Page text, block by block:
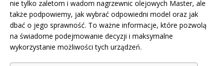
nie tylko zaletom i wadom nagrzewnic olejowych Master, ale
także podpowiemy, jak wybrać odpowiedni model oraz jak
dbać o jego sprawność. To ważne informacje, które pozwolą
na świadome podejmowanie decyzji i maksymalne
wykorzystanie możliwości tych urządzeń.